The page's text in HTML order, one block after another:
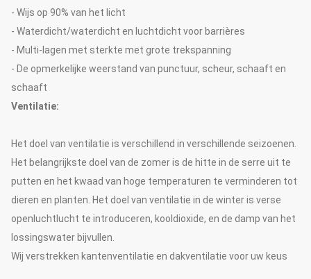
- Wijs op 90% van het licht
- Waterdicht/waterdicht en luchtdicht voor barrières
- Multi-lagen met sterkte met grote trekspanning
- De opmerkelijke weerstand van punctuur, scheur, schaaft en
schaaft
Ventilatie:
Het doel van ventilatie is verschillend in verschillende seizoenen.
Het belangrijkste doel van de zomer is de hitte in de serre uit te
putten en het kwaad van hoge temperaturen te verminderen tot
dieren en planten. Het doel van ventilatie in de winter is verse
openluchtlucht te introduceren, kooldioxide, en de damp van het
lossingswater bijvullen.
Wij verstrekken kantenventilatie en dakventilatie voor uw keus